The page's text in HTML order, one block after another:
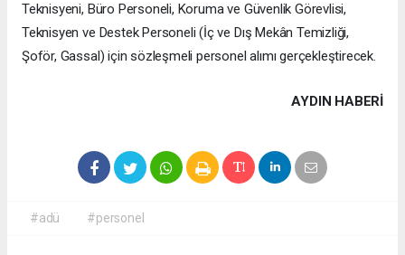
Teknisyeni, Büro Personeli, Koruma ve Güvenlik Görevlisi,
Teknisyen ve Destek Personeli (İç ve Dış Mekân Temizliği,
Şoför, Gassal) için sözleşmeli personel alımı gerçekleştirecek.
AYDIN HABERİ
#adü #personel